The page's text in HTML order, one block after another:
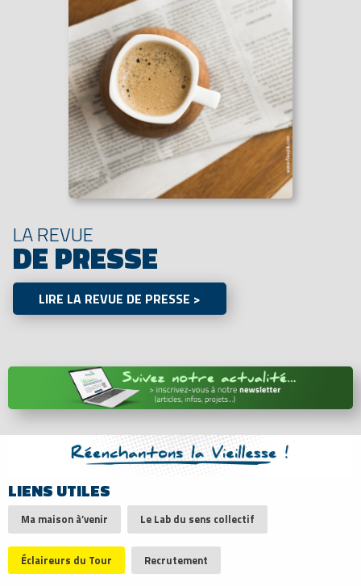
LA REVUE
DE PRESSE
LIRE LA REVUE DE PRESSE >
LIENS UTILES
Ma maison à’venir Le Lab du sens collectif
Éclaireurs du Tour Recrutement